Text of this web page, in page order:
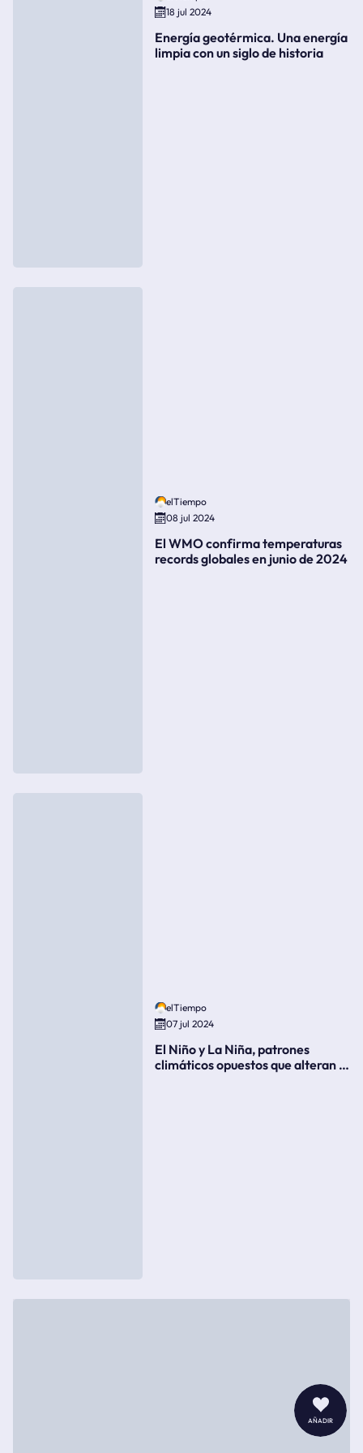
añadir
18 jul 2024
Energía geotérmica. Una energía
limpia con un siglo de historia
elTiempo
08 jul 2024
El WMO confirma temperaturas
records globales en junio de 2024
elTiempo
07 jul 2024
El Niño y La Niña, patrones
climáticos opuestos que alteran la